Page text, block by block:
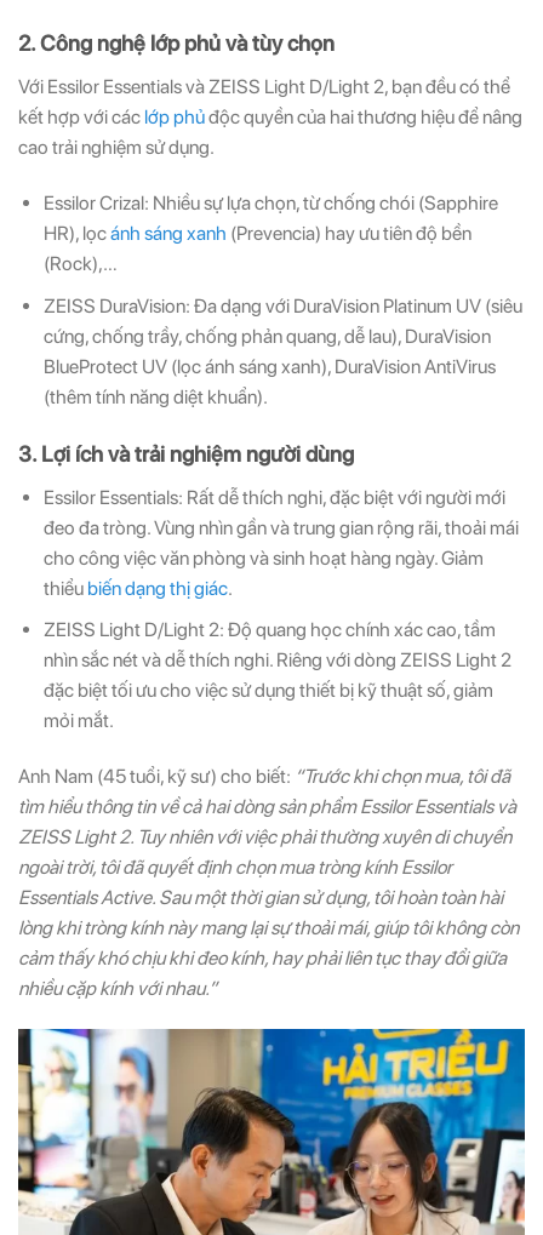
2. Công nghệ lớp phủ và tùy chọn
Với Essilor Essentials và ZEISS Light D/Light 2, bạn đều có thể
kết hợp với các lớp phủđộc quyền của hai thương hiệu để nâng
cao trải nghiệm sử dụng.
Essilor Crizal: Nhiều sự lựa chọn, từ chống chói (Sapphire
HR), lọcánh sáng xanh (Prevencia) hay ưu tiên độ bền
(Rock),…
ZEISS DuraVision: Đa dạng với DuraVision Platinum UV (siêu
cứng, chống trầy, chống phản quang, dễ lau), DuraVision
BlueProtect UV (lọc ánh sáng xanh), DuraVision AntiVirus
(thêm tính năng diệt khuẩn).
3. Lợi ích và trải nghiệm người dùng
Essilor Essentials: Rất dễ thích nghi, đặc biệt với người mới
đeo đa tròng. Vùng nhìn gần và trung gian rộng rãi, thoải mái
cho công việc văn phòng và sinh hoạt hàng ngày. Giảm
thiểu biến dạng thị giác.
ZEISS Light D/Light 2: Độ quang học chính xác cao, tầm
nhìn sắc nét và dễ thích nghi. Riêng với dòng ZEISS Light 2
đặc biệt tối ưu cho việc sử dụng thiết bị kỹ thuật số, giảm
mỏi mắt.
Anh Nam (45 tuổi, kỹ sư) cho biết: “Trước khi chọn mua, tôi đã
tìm hiểu thông tin về cả hai dòng sản phẩm Essilor Essentials và
ZEISS Light 2. Tuy nhiên với việc phải thường xuyên di chuyển
ngoài trời, tôi đã quyết định chọn mua tròng kính Essilor
Essentials Active. Sau một thời gian sử dụng, tôi hoàn toàn hài
lòng khi tròng kính này mang lại sự thoải mái, giúp tôi không còn
cảm thấy khó chịu khi đeo kính, hay phải liên tục thay đổi giữa
nhiều cặp kính với nhau.”